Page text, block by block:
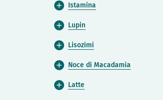
Istamina
Lupin
Lisozimi
Noce di Macadamia
Latte